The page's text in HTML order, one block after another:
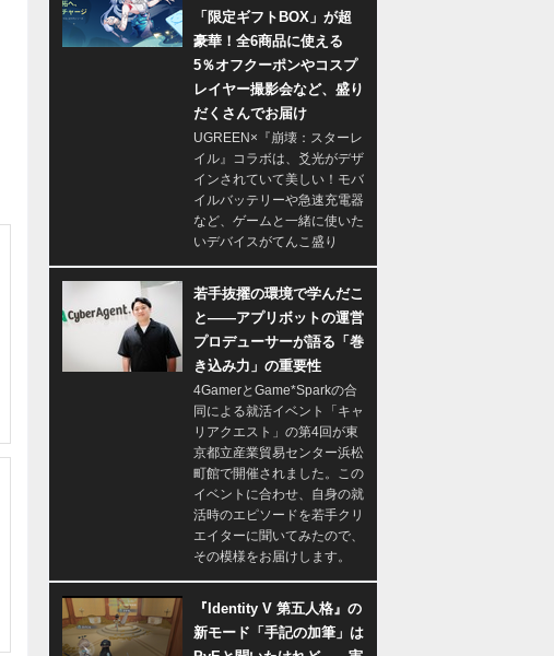
「限定ギフトBOX」が超
豪華！全6商品に使える
5％オフクーポンやコスプ
レイヤー撮影会など、盛り
だくさんでお届け
UGREEN×『崩壊：スターレ
イル』コラボは、爻光がデザ
インされていて美しい！モバ
イルバッテリーや急速充電器
など、ゲームと一緒に使いた
いデバイスがてんこ盛り
若手抜擢の環境で学んだこ
と――アプリボットの運営
プロデューサーが語る「巻
き込み力」の重要性
4GamerとGame*Sparkの合
同による就活イベント「キャ
リアクエスト」の第4回が東
京都立産業貿易センター浜松
町館で開催されました。この
イベントに合わせ、自身の就
活時のエピソードを若手クリ
エイターに聞いてみたので、
その模様をお届けします。
『Identity V 第五人格』の
新モード「手記の加筆」は